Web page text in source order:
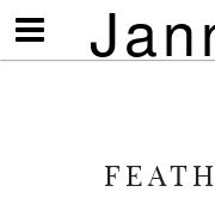
Visa/göm
meny